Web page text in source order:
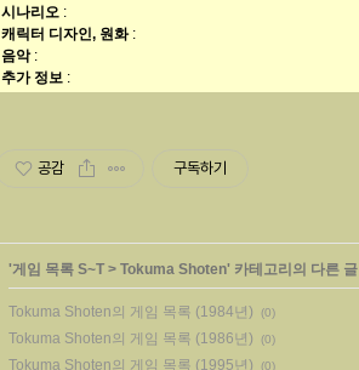
시나리오 :
캐릭터 디자인, 원화:
음악:
추가 정보 :
공감 구독하기
'게임 목록 S~T > Tokuma Shoten' 카테고리의 다른 글
Tokuma Shoten의 게임 목록 (1984년) (0)
Tokuma Shoten의 게임 목록 (1986년) (0)
Tokuma Shoten의 게임 목록 (1995년) (0)